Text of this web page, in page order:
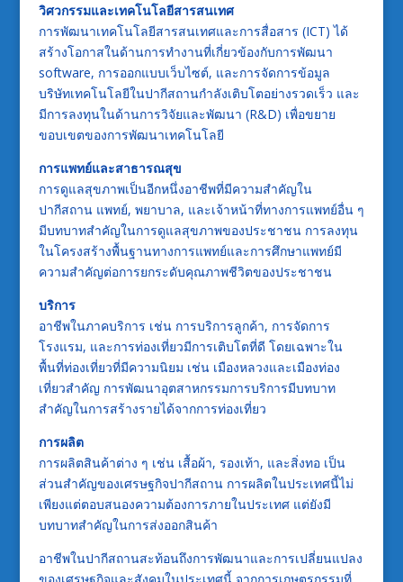
วิศวกรรมและเทคโนโลยีสารสนเทศ
การพัฒนาเทคโนโลยีสารสนเทศและการสื่อสาร (ICT) ได้
สร้างโอกาสในด้านการทำงานที่เกี่ยวข้องกับการพัฒนา
software, การออกแบบเว็บไซต์, และการจัดการข้อมูล
บริษัทเทคโนโลยีในปากีสถานกำลังเติบโตอย่างรวดเร็ว และ
มีการลงทุนในด้านการวิจัยและพัฒนา (R&D) เพื่อขยาย
ขอบเขตของการพัฒนาเทคโนโลยี
การแพทย์และสาธารณสุข
การดูแลสุขภาพเป็นอีกหนึ่งอาชีพที่มีความสำคัญใน
ปากีสถาน แพทย์, พยาบาล, และเจ้าหน้าที่ทางการแพทย์อื่น ๆ
มีบทบาทสำคัญในการดูแลสุขภาพของประชาชน การลงทุน
ในโครงสร้างพื้นฐานทางการแพทย์และการศึกษาแพทย์มี
ความสำคัญต่อการยกระดับคุณภาพชีวิตของประชาชน
บริการ
อาชีพในภาคบริการ เช่น การบริการลูกค้า, การจัดการ
โรงแรม, และการท่องเที่ยวมีการเติบโตที่ดี โดยเฉพาะใน
พื้นที่ท่องเที่ยวที่มีความนิยม เช่น เมืองหลวงและเมืองท่อง
เที่ยวสำคัญ การพัฒนาอุตสาหกรรมการบริการมีบทบาท
สำคัญในการสร้างรายได้จากการท่องเที่ยว
การผลิต
การผลิตสินค้าต่าง ๆ เช่น เสื้อผ้า, รองเท้า, และสิ่งทอ เป็น
ส่วนสำคัญของเศรษฐกิจปากีสถาน การผลิตในประเทศนี้ไม่
เพียงแต่ตอบสนองความต้องการภายในประเทศ แต่ยังมี
บทบาทสำคัญในการส่งออกสินค้า
อาชีพในปากีสถานสะท้อนถึงการพัฒนาและการเปลี่ยนแปลง